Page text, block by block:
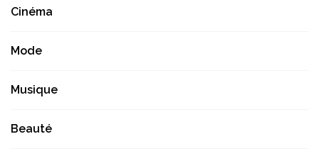
Cinéma
Mode
Musique
Beauté